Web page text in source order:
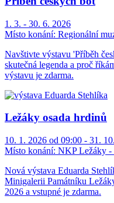
1. 3. - 30. 6. 2026
Místo konání: Regionální
Navštivte výstavu 'Příběh
skutečná legenda a proč
výstavu je zdarma.
Ležáky osada hrdinů
10. 1. 2026 od 09:00 - 31.
Místo konání: NKP Ležáky -
Nová výstava Eduarda
Minigalerii Památníku
2026 a vstupné je zdarma.